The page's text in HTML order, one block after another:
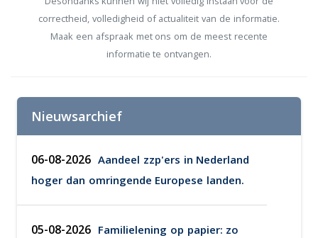
correctheid, volledigheid of actualiteit van de informatie.
Maak een afspraak met ons om de meest recente
informatie te ontvangen.
Nieuwsarchief
06-08-2026 Aandeel zzp'ers in Nederland
hoger dan omringende Europese landen.
05-08-2026 Familielening op papier: zo